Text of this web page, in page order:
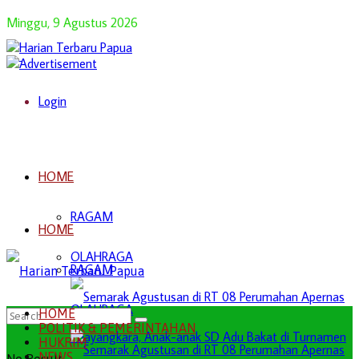
Minggu, 9 Agustus 2026
Login
HOME
RAGAM
OLAHRAGA
HOME
RAGAM
OLAHRAGA
HOME
POLITIK & PEMERINTAHAN
HUKRIM